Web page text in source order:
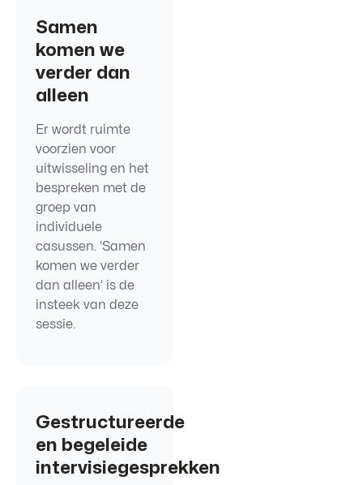
Samen
komen we
verder dan
alleen
Er wordt ruimte
voorzien voor
uitwisseling en het
bespreken met de
groep van
individuele
casussen. ‘Samen
komen we verder
dan alleen’ is de
insteek van deze
sessie.
Gestructureerde
en begeleide
intervisiegesprekken